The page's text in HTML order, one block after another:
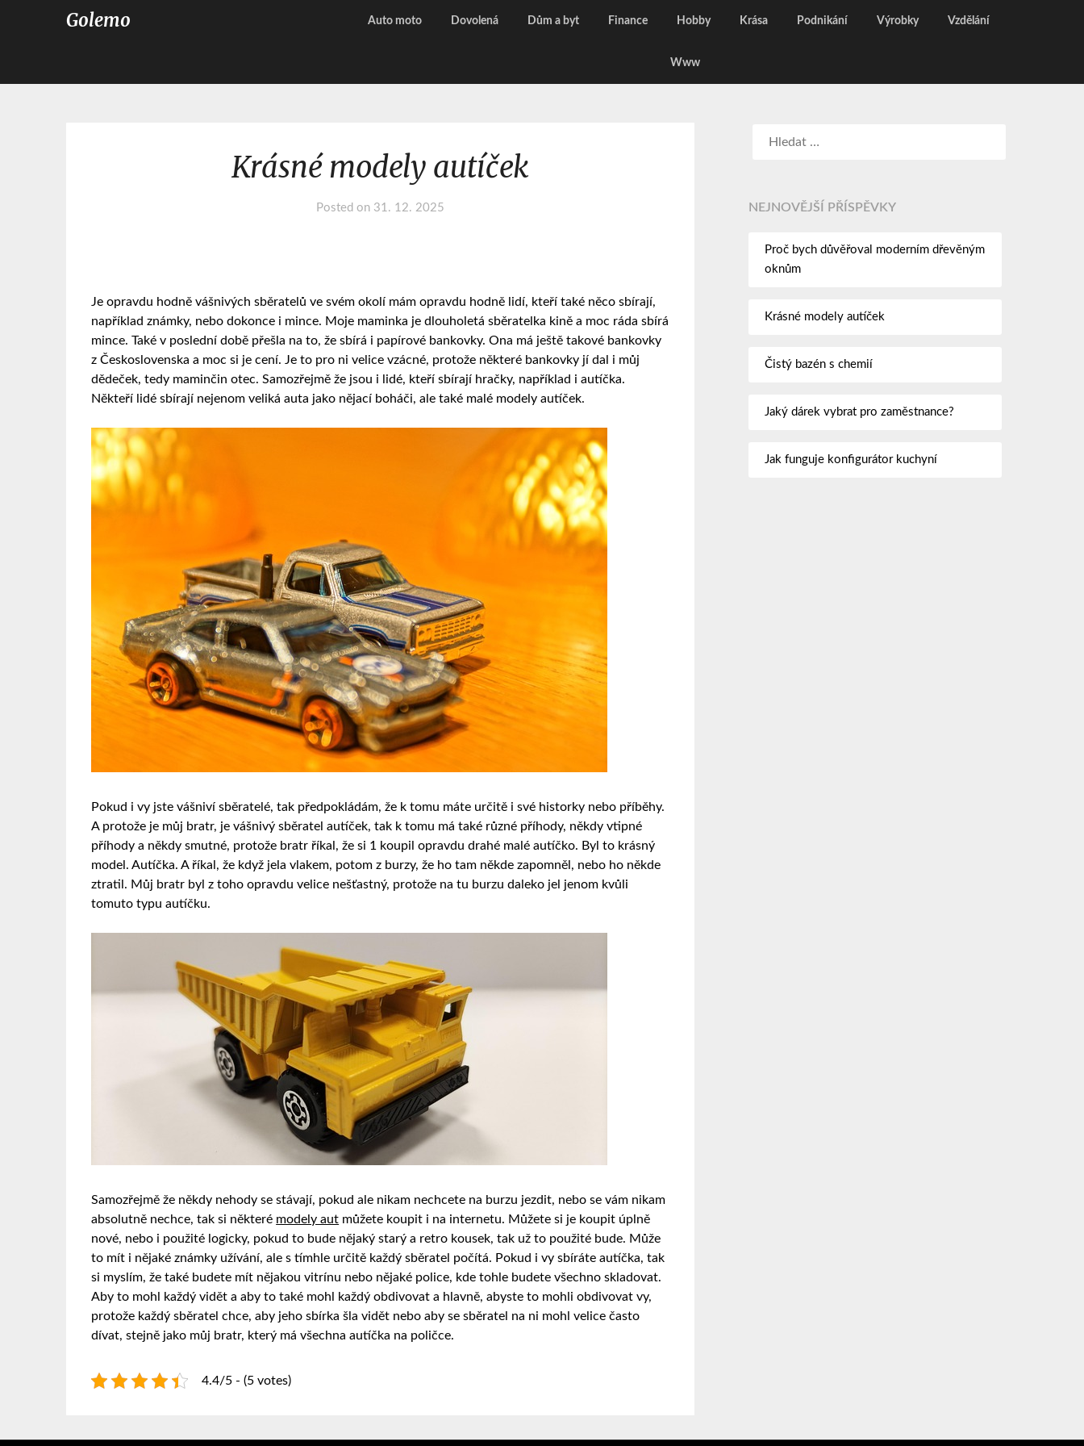
Golemo Auto moto Dovolená Dům a byt Finance Hobby Krása Podnikání Výrobky Vzdělání
Www
Krásné modely autíček
Posted on 31. 12. 2025
Je opravdu hodně vášnivých sběratelů ve svém okolí mám opravdu hodně lidí, kteří také něco sbírají,
například známky, nebo dokonce i mince. Moje maminka je dlouholetá sběratelka kině a moc ráda sbírá
mince. Také v poslední době přešla na to, že sbírá i papírové bankovky. Ona má ještě takové bankovky
z Československa a moc si je cení. Je to pro ni velice vzácné, protože některé bankovky jí dal i můj
dědeček, tedy maminčin otec. Samozřejmě že jsou i lidé, kteří sbírají hračky, například i autíčka.
Někteří lidé sbírají nejenom veliká auta jako nějací boháči, ale také malé modely autíček.
Pokud i vy jste vášniví sběratelé, tak předpokládám, že k tomu máte určitě i své historky nebo příběhy.
A protože je můj bratr, je vášnivý sběratel autíček, tak k tomu má také různé příhody, někdy vtipné
příhody a někdy smutné, protože bratr říkal, že si 1 koupil opravdu drahé malé autíčko. Byl to krásný
model. Autíčka. A říkal, že když jela vlakem, potom z burzy, že ho tam někde zapomněl, nebo ho někde
ztratil. Můj bratr byl z toho opravdu velice nešťastný, protože na tu burzu daleko jel jenom kvůli
tomuto typu autíčku.
Samozřejmě že někdy nehody se stávají, pokud ale nikam nechcete na burzu jezdit, nebo se vám nikam
absolutně nechce, tak si některé modely aut můžete koupit i na internetu. Můžete si je koupit úplně
nové, nebo i použité logicky, pokud to bude nějaký starý a retro kousek, tak už to použité bude. Může
to mít i nějaké známky užívání, ale s tímhle určitě každý sběratel počítá. Pokud i vy sbíráte autíčka, tak
si myslím, že také budete mít nějakou vitrínu nebo nějaké police, kde tohle budete všechno skladovat.
Aby to mohl každý vidět a aby to také mohl každý obdivovat a hlavně, abyste to mohli obdivovat vy,
protože každý sběratel chce, aby jeho sbírka šla vidět nebo aby se sběratel na ni mohl velice často
dívat, stejně jako můj bratr, který má všechna autíčka na poličce.
4.4/5 - (5 votes)
NEJNOVĚJŠÍ PŘÍSPĚVKY
Proč bych důvěřoval moderním dřevěným
oknům
Krásné modely autíček
Čistý bazén s chemií
Jaký dárek vybrat pro zaměstnance?
Jak funguje konfigurátor kuchyní